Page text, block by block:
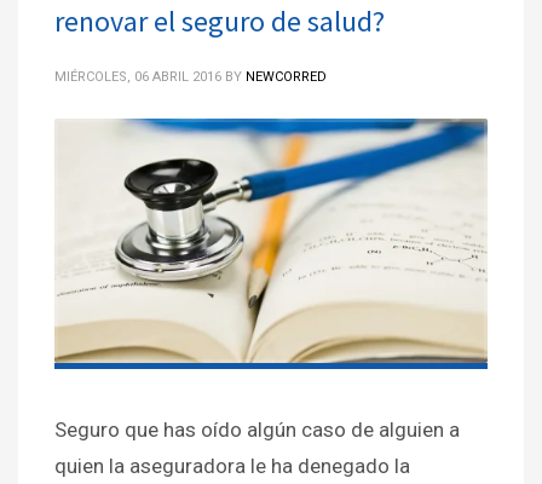
renovar el seguro de salud?
MIÉRCOLES, 06 ABRIL 2016 BY NEWCORRED
Seguro que has oído algún caso de alguien a
quien la aseguradora le ha denegado la